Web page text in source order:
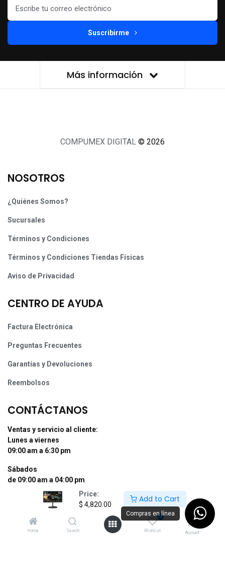
Price:
$ 4,820.00
Add to Cart
Home Search
0
Wishlist Account
Suscribirme
Más información
COMPUMEX DIGITAL © 2026
NOSOTROS
¿Quiénes Somos?
Sucursales
Términos y Condiciones
Términos y Condiciones Tiendas Físicas
Aviso de Privacidad
CENTRO DE AYUDA
Factura Electrónica
Preguntas Frecuentes
Garantías y Devoluciones
Reembolsos
CONTÁCTANOS
Ventas y servicio al cliente:
Lunes a viernes
09:00 am a 6:30 pm
Sábados
de 09:00 am a 04:00 pm
Tel: (55) 50255181 Ext. 800 y 812
Whatsapp +52 56 10704437
contacto@supermexdigital.com
Compras en línea